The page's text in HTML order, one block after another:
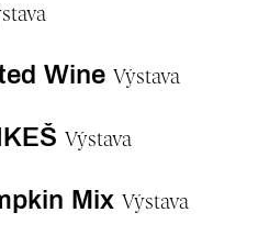
Wine Výstava
Výstava
Mix Výstava